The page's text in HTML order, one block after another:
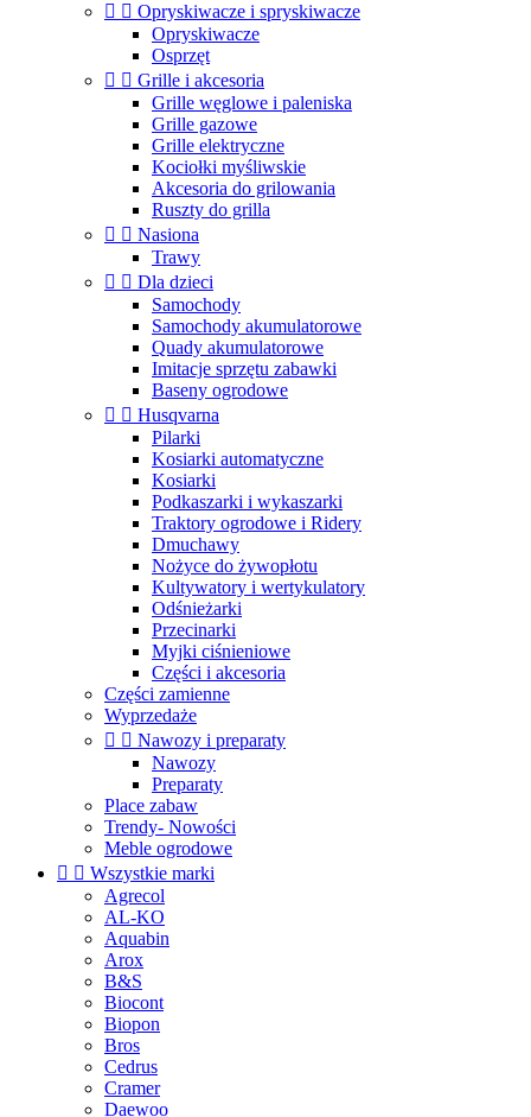
  Opryskiwacze i spryskiwacze
Opryskiwacze
Osprzęt
  Grille i akcesoria
Grille węglowe i paleniska
Grille gazowe
Grille elektryczne
Kociołki myśliwskie
Akcesoria do grilowania
Ruszty do grilla
  Nasiona
Trawy
  Dla dzieci
Samochody
Samochody akumulatorowe
Quady akumulatorowe
Imitacje sprzętu zabawki
Baseny ogrodowe
  Husqvarna
Pilarki
Kosiarki automatyczne
Kosiarki
Podkaszarki i wykaszarki
Traktory ogrodowe i Ridery
Dmuchawy
Nożyce do żywopłotu
Kultywatory i wertykulatory
Odśnieżarki
Przecinarki
Myjki ciśnieniowe
Części i akcesoria
Części zamienne
Wyprzedaże
  Nawozy i preparaty
Nawozy
Preparaty
Place zabaw
Trendy- Nowości
Meble ogrodowe
  Wszystkie marki
Agrecol
AL-KO
Aquabin
Arox
B&S
Biocont
Biopon
Bros
Cedrus
Cramer
Daewoo